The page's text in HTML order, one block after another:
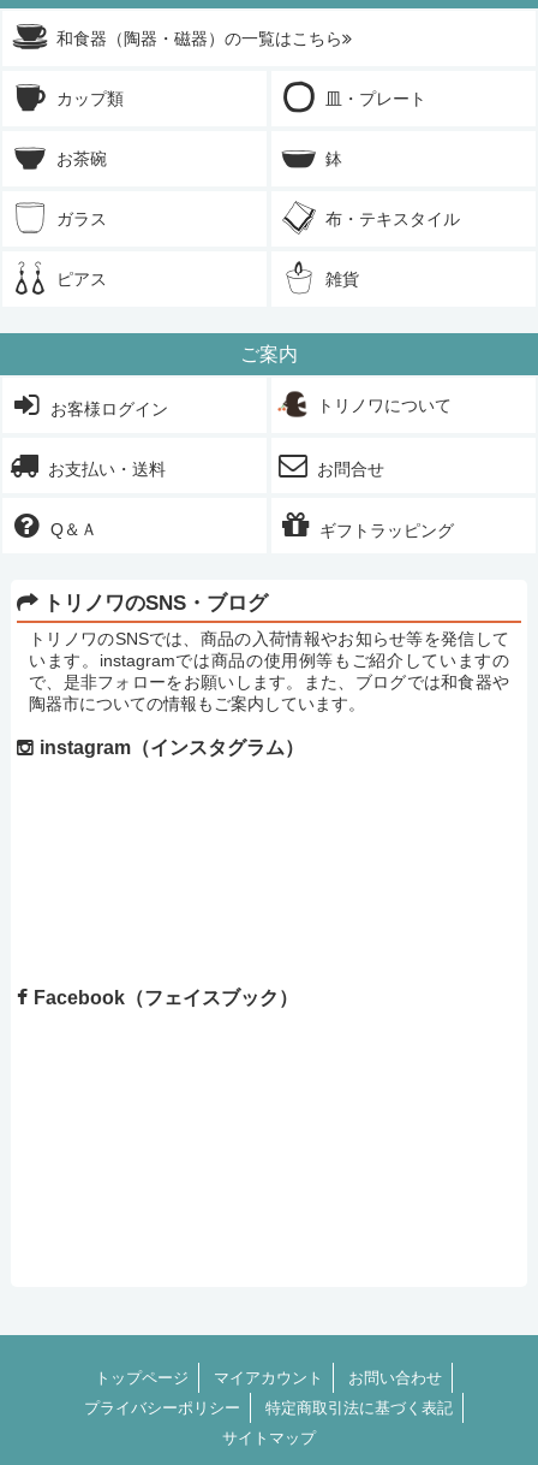
和食器（陶器・磁器）の一覧はこちら
カップ類 皿・プレート
お茶碗 鉢
ガラス 布・テキスタイル
ピアス 雑貨
ご案内
お客様ログイン トリノワについて
お支払い・送料 お問合せ
Q＆Ａ ギフトラッピング
トリノワのSNS・ブログ
トリノワのSNSでは、商品の入荷情報やお知らせ等を発信して
います。instagramでは商品の使用例等もご紹介していますの
で、是非フォローをお願いします。また、ブログでは和食器や
陶器市についての情報もご案内しています。
instagram（インスタグラム）
Facebook（フェイスブック）
トップページ マイアカウント
お問い合わせ
プライバシーポリシー
特定商取引法に基づく表記
サイトマップ